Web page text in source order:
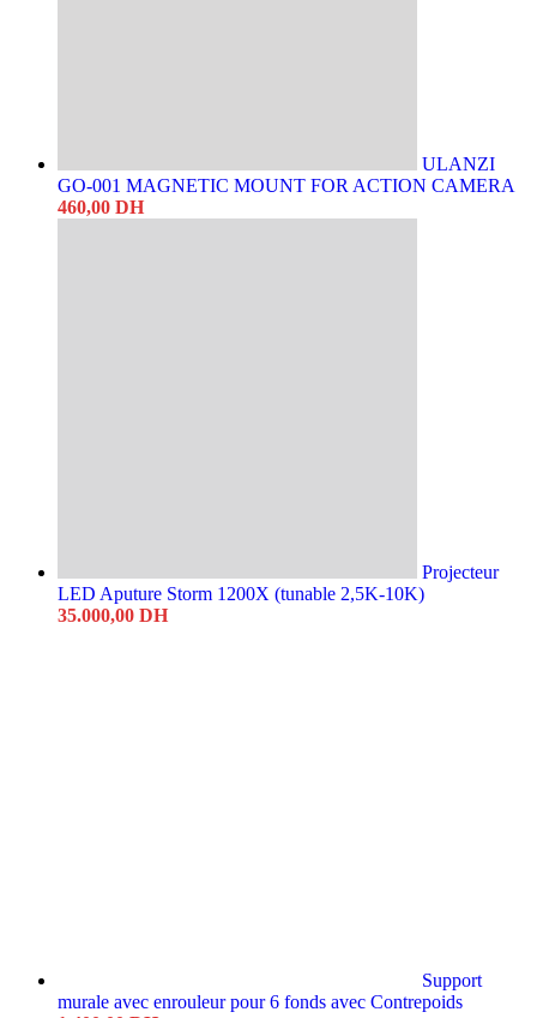
ULANZI
GO-001 MAGNETIC MOUNT FOR ACTION CAMERA
460,00 DH
Projecteur
LED Aputure Storm 1200X (tunable 2,5K‑10K)
35.000,00 DH
Support
murale avec enrouleur pour 6 fonds avec Contrepoids